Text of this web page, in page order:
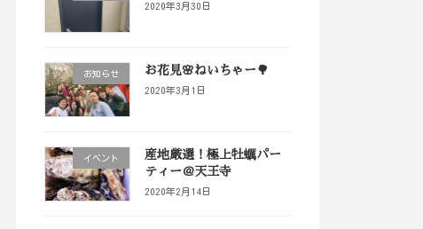
2020年3月30日
お知らせ お花見🌸ねいちゃー🌳
2020年3月1日
イベント
産地厳選！極上牡蠣パー
ティー＠天王寺
2020年2月14日